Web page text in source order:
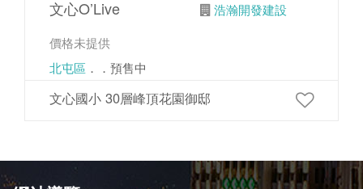
文心O’Live
浩瀚開發建設
價格未提供
北屯區 ．．預售中
文心國小 30層峰頂花園御邸